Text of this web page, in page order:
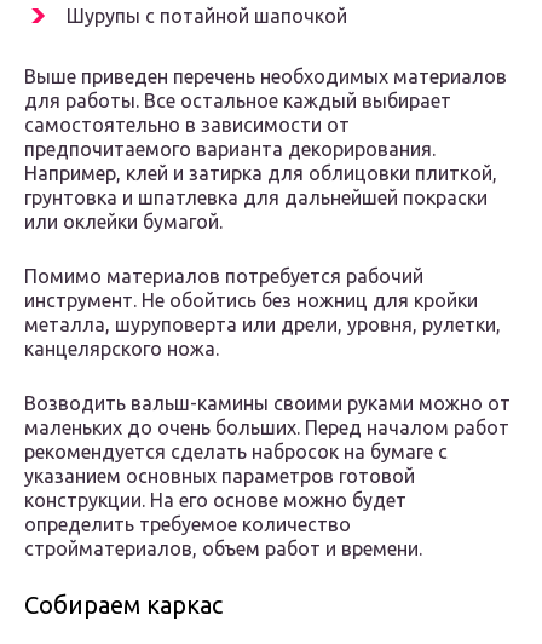
Шурупы с потайной шапочкой
Выше приведен перечень необходимых материалов
для работы. Все остальное каждый выбирает
самостоятельно в зависимости от
предпочитаемого варианта декорирования.
Например, клей и затирка для облицовки плиткой,
грунтовка и шпатлевка для дальнейшей покраски
или оклейки бумагой.
Помимо материалов потребуется рабочий
инструмент. Не обойтись без ножниц для кройки
металла, шуруповерта или дрели, уровня, рулетки,
канцелярского ножа.
Возводить вальш-камины своими руками можно от
маленьких до очень больших. Перед началом работ
рекомендуется сделать набросок на бумаге с
указанием основных параметров готовой
конструкции. На его основе можно будет
определить требуемое количество
стройматериалов, объем работ и времени.
Собираем каркас